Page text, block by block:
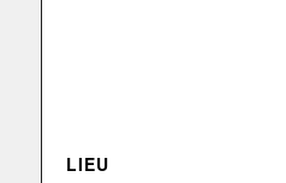
LIEU